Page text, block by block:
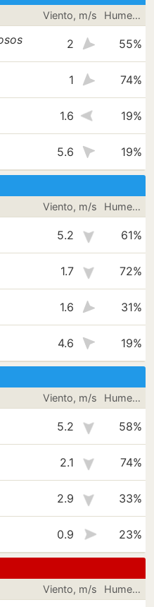
Viento, m/s Humedad
2 55%
1 74%
1.6 19%
5.6 19%
Viento, m/s Humedad
5.2 61%
1.7 72%
1.6 31%
4.6 19%
Viento, m/s Humedad
5.2 58%
2.1 74%
2.9 33%
0.9 23%
Viento, m/s Humedad